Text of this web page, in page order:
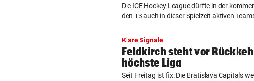
Die ICE Hockey League dürfte in der
den 13 auch in dieser Spielzeit aktiven
Klare Signale
Feldkirch steht vor
höchste Liga
Seit Freitag ist fix: Die Bratislava Capitals